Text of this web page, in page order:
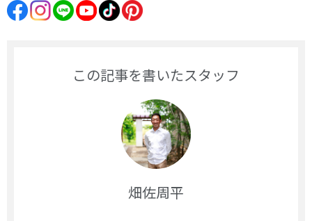
この記事を書いたスタッフ
畑佐周平